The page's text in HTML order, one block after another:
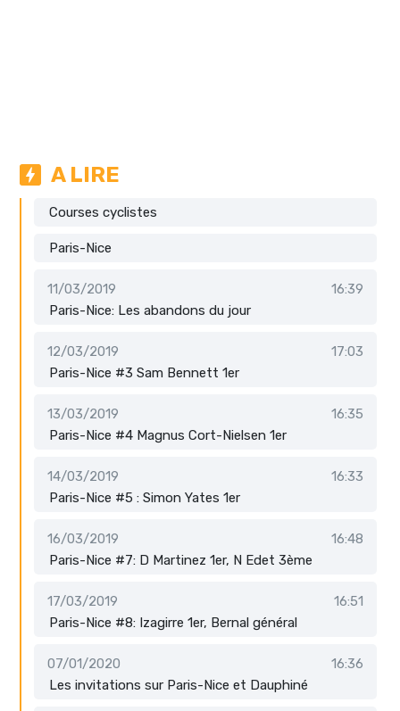
A LIRE
Courses cyclistes
Paris-Nice
11/03/2019
16:39
Paris-Nice: Les abandons du jour
12/03/2019
17:03
Paris-Nice #3 Sam Bennett 1er
13/03/2019
16:35
Paris-Nice #4 Magnus Cort-Nielsen 1er
14/03/2019
16:33
Paris-Nice #5 : Simon Yates 1er
16/03/2019
16:48
Paris-Nice #7: D Martinez 1er, N Edet 3ème
17/03/2019
16:51
Paris-Nice #8: Izagirre 1er, Bernal général
07/01/2020
16:36
Les invitations sur Paris-Nice et Dauphiné